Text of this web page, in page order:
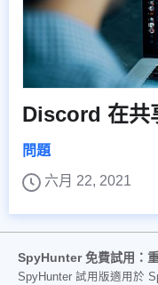
Discord 在共
問題
六月 22, 2021
SpyHunter 免費試用：
SpyHunter 試用版適用於